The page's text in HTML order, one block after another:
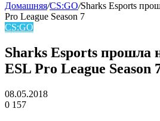
skin
Домашняя/CS:GO/Sharks Esports
Pro League Season 7
CS:GO
Sharks Esports прошла
ESL Pro League Season
08.05.2018
0 157